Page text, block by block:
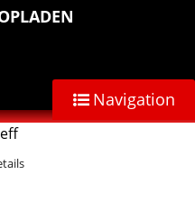
Navigation